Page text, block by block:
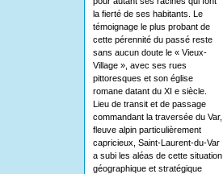
la fierté de ses habitants. Le
témoignage le plus probant de
cette pérennité du passé reste
sans aucun doute le « Vieux-
Village », avec ses rues
pittoresques et son église
romane datant du XI e siècle.
Lieu de transit et de passage
commandant la traversée du Var,
fleuve alpin particulièrement
capricieux, Saint-Laurent-du-Var
a subi les aléas de cette situation
géographique et stratégique